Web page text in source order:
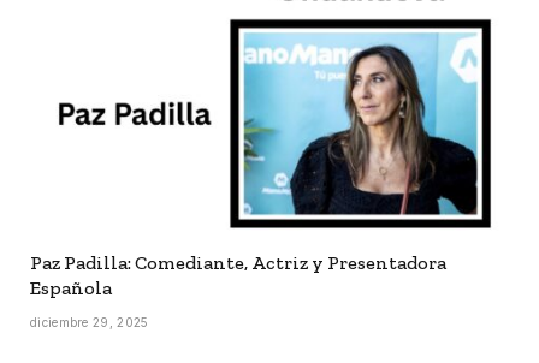
Paz Padilla: Comediante, Actriz y Presentadora
Española
diciembre 29, 2025